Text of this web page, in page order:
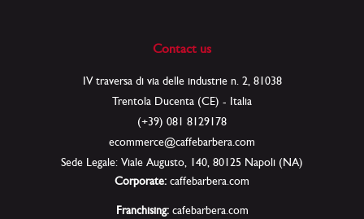
Contact us
IV traversa di via delle industrie n. 2, 81038
Trentola Ducenta (CE) - Italia
(+39) 081 8129178
ecommerce@caffebarbera.com
Sede Legale: Viale Augusto, 140, 80125 Napoli (NA)
Corporate: caffebarbera.com
Franchising: cafebarbera.com